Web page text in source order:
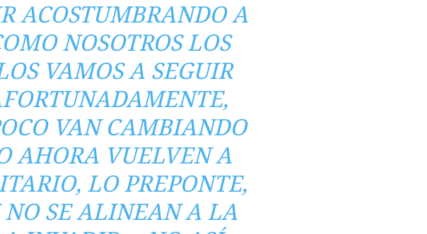
ACOSTUMBRANDO A
NOSOTROS LOS
VAMOS A SEGUIR
VAN CAMBIANDO
AHORA VUELVEN A
LO PREPONTE,
NO SE ALINEAN A LA